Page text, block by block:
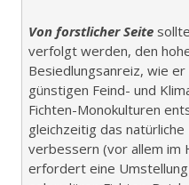
Von forstlicher Seite
verfolgt werden, den
Besiedlungsanreiz, wie
günstigen Feind- und
Fichten-Monokulturen
gleichzeitig das
verbessern (vor allem im
erfordert eine